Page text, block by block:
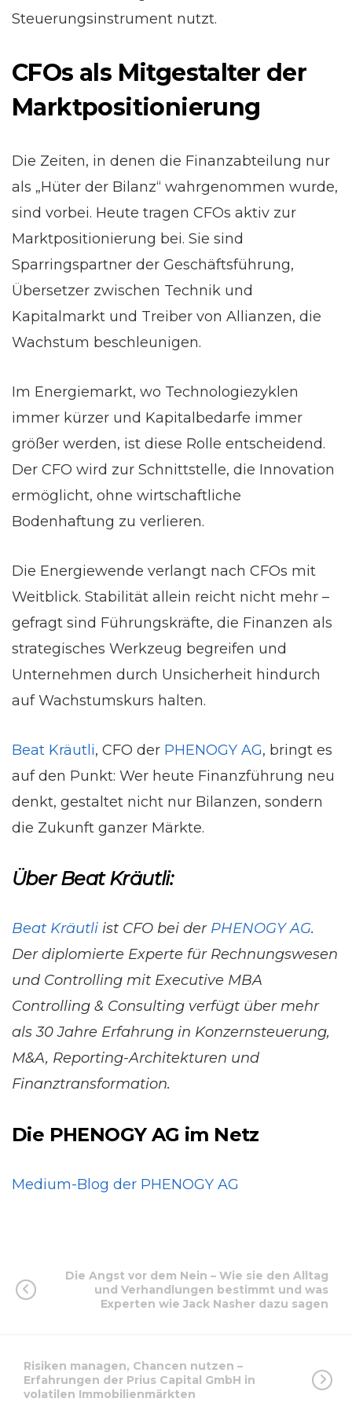
Steuerungsinstrument nutzt.
CFOs als Mitgestalter der
Marktpositionierung
Die Zeiten, in denen die Finanzabteilung nur
als „Hüter der Bilanz“ wahrgenommen wurde,
sind vorbei. Heute tragen CFOs aktiv zur
Marktpositionierung bei. Sie sind
Sparringspartner der Geschäftsführung,
Übersetzer zwischen Technik und
Kapitalmarkt und Treiber von Allianzen, die
Wachstum beschleunigen.
Im Energiemarkt, wo Technologiezyklen
immer kürzer und Kapitalbedarfe immer
größer werden, ist diese Rolle entscheidend.
Der CFO wird zur Schnittstelle, die Innovation
ermöglicht, ohne wirtschaftliche
Bodenhaftung zu verlieren.
Die Energiewende verlangt nach CFOs mit
Weitblick. Stabilität allein reicht nicht mehr –
gefragt sind Führungskräfte, die Finanzen als
strategisches Werkzeug begreifen und
Unternehmen durch Unsicherheit hindurch
auf Wachstumskurs halten.
Beat Kräutli, CFO der PHENOGY AG, bringt es
auf den Punkt: Wer heute Finanzführung neu
denkt, gestaltet nicht nur Bilanzen, sondern
die Zukunft ganzer Märkte.
Über Beat Kräutli:
Beat Kräutli ist CFO bei der PHENOGY AG.
Der diplomierte Experte für Rechnungswesen
und Controlling mit Executive MBA
Controlling & Consulting verfügt über mehr
als 30 Jahre Erfahrung in Konzernsteuerung,
M&A, Reporting-Architekturen und
Finanztransformation.
Die PHENOGY AG im Netz
Medium-Blog der PHENOGY AG
Die Angst vor dem Nein – Wie sie den Alltag
und Verhandlungen bestimmt und was
Experten wie Jack Nasher dazu sagen
Risiken managen, Chancen nutzen –
Erfahrungen der Prius Capital GmbH in
volatilen Immobilienmärkten